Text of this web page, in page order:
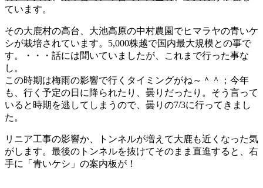
ています。
その大鹿村の高台、大池高原の中村農園でヒマラヤの青いケ
シが栽培されています。5,000株越で国内最大規模との事で
す。・・・話には聞いていましたが、これまで行った事な
し。
この時期は梅雨の影響で行くタイミングがね～＾＾；今年
も、行く予定の日に降られたり、曇りだったり。そう言って
いると時期を逃してしまうので、曇りの7/3に行ってきまし
た。
リニア工事の影響か、トンネルが増えて大鹿も近くなった気
がします。最後のトンネルを抜けてそのまま直進すると、右
手に「青いケシ」の案内板が！